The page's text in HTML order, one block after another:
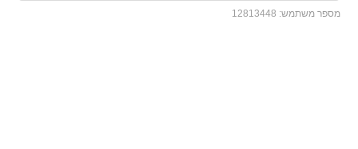
מספר משתמש: 12813448